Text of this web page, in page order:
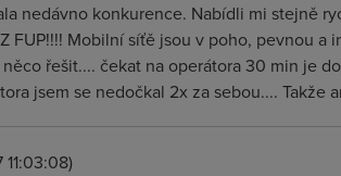
nedávno konkurence. Nabídli mi stejně
FUP!!!! Mobilní síťě jsou v poho, pevnou
řešit.... čekat na operátora 30 min je
jsem se nedočkal 2x za sebou....
11:03:08)